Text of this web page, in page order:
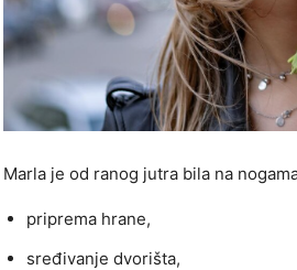
Marla je od ranog jutra bila na
priprema hrane,
sređivanje dvorišta,